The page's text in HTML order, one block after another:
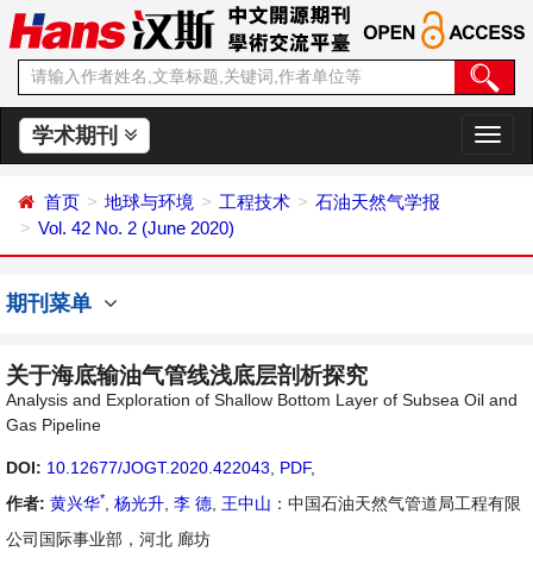
学术期刊
切
换
首页 地球与环境 工程技术
石油天然气学报
Vol. 42 No. 2 (June 2020)
期刊菜单
关于海底输油气管线浅底层剖析探究
Analysis and Exploration of Shallow Bottom Layer of Subsea Oil and
Gas Pipeline
DOI: 10.12677/JOGT.2020.422043 PDF,
作者: 黄兴华* 杨光升 李 德 王中山 ：中国石油天然气管道局工程有限
公司国际事业部，河北 廊坊